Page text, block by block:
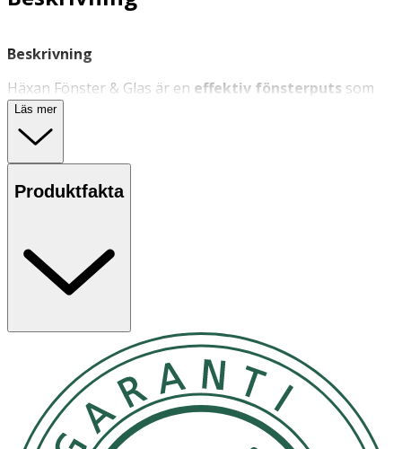
Beskrivning
Häxan Fönster & Glas är en effektiv fönsterputs som
ger spegelblanka resultat utan ränder
skummande formulan löser effektivt smuts utan att rinna
och är särskilt lämplig för
hemmet.
Egenskaper hos Häxan Fönster & Glas:
- Ger en strålande ren yta utan ränder
AnvändningsområdenPassar utmärkt för:
- Fönster och duschdörrar
- Speglar och glasbord
Läs mer
Produktfakta